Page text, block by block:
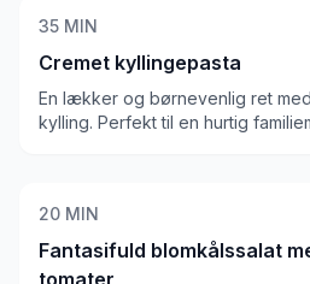
35 MIN
Cremet kyllingepasta
En lækker og børnevenlig ret
kylling. Perfekt til en hurtig
20 MIN
Fantasifuld blomkålssalat
tomater